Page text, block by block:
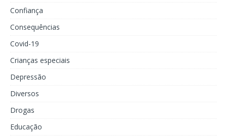
Confiança
Consequências
Covid-19
Crianças especiais
Depressão
Diversos
Drogas
Educação